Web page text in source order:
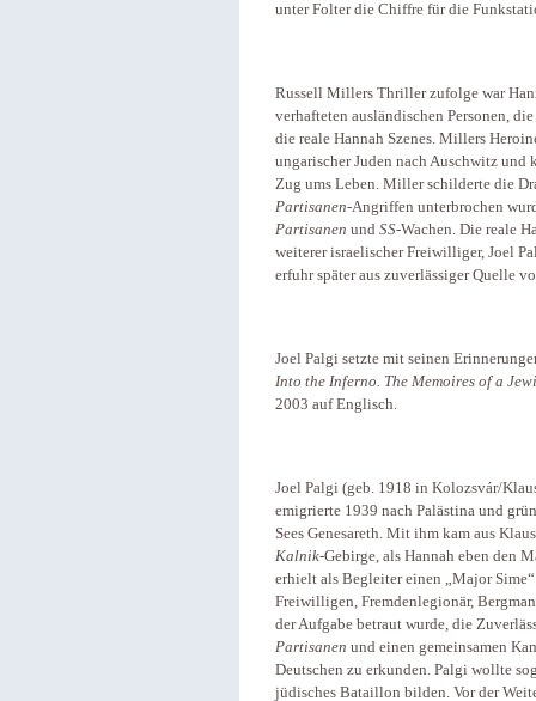
unter Folter die Chiffre für die
Russell Millers Thriller zufolge war
verhafteten ausländischen Personen,
die reale Hannah Szenes. Millers
ungarischer Juden nach Auschwitz
Zug ums Leben. Miller schilderte die
Partisanen-Angriffen unterbrochen
Partisanen und SS-Wachen. Die reale
weiterer israelischer Freiwilliger, Joel
erfuhr später aus zuverlässiger Quelle
Joel Palgi setzte mit seinen
Into the Inferno. The Memoires of a
2003 auf Englisch.
Joel Palgi (geb. 1918 in Kolozsvár/
emigrierte 1939 nach Palästina und
Sees Genesareth. Mit ihm kam aus
Kalnik-Gebirge, als Hannah eben den
erhielt als Begleiter einen „Major
Freiwilligen, Fremdenlegionär,
der Aufgabe betraut wurde, die
Partisanen und einen gemeinsamen
Deutschen zu erkunden. Palgi wollte
jüdisches Bataillon bilden. Vor der